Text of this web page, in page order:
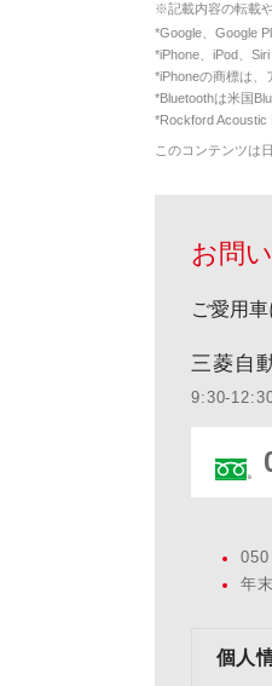
※記載内容の転載
*Google、Google
*iPhone、iPod、
*iPhoneの商標は、
*Bluetoothは米国
*Rockford Acoustic
このコンテンツは
お問
ご愛用
三菱自
9:30-
050
年
個人